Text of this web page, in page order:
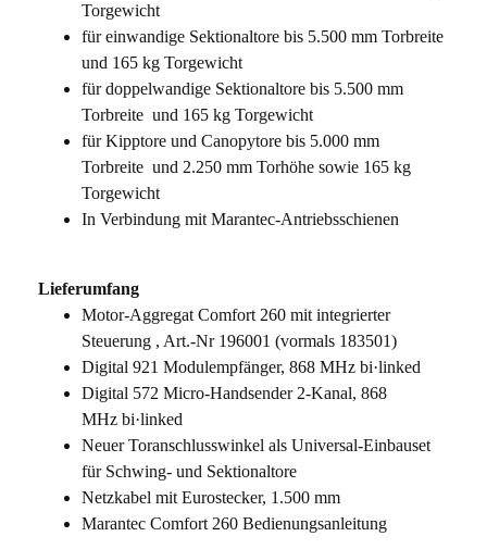
Torgewicht
für einwandige Sektionaltore bis 5.500 mm Torbreite
und 165 kg Torgewicht
für doppelwandige Sektionaltore bis 5.500 mm
Torbreite und 165 kg Torgewicht
für Kipptore und Canopytore bis 5.000 mm
Torbreite und 2.250 mm Torhöhe sowie 165 kg
Torgewicht
In Verbindung mit Marantec-Antriebsschienen
Lieferumfang
Motor-Aggregat Comfort 260 mit integrierter
Steuerung , Art.-Nr 196001 (vormals 183501)
Digital 921 Modulempfänger, 868 MHz bi·linked
Digital 572 Micro-Handsender 2-Kanal, 868
MHz bi·linked
Neuer Toranschlusswinkel als Universal-Einbauset
für Schwing- und Sektionaltore
Netzkabel mit Eurostecker, 1.500 mm
Marantec Comfort 260 Bedienungsanleitung